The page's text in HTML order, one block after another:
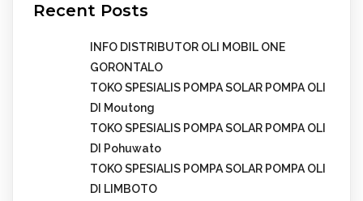
Recent Posts
INFO DISTRIBUTOR OLI MOBIL ONE
GORONTALO
TOKO SPESIALIS POMPA SOLAR POMPA OLI
DI Moutong
TOKO SPESIALIS POMPA SOLAR POMPA OLI
DI Pohuwato
TOKO SPESIALIS POMPA SOLAR POMPA OLI
DI LIMBOTO